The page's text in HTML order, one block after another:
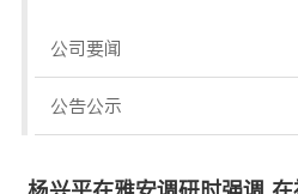
公司要闻
公告公示